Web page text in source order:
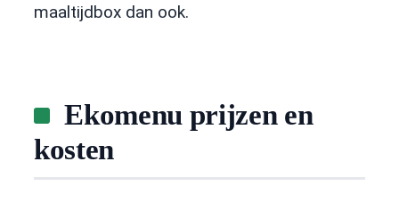
maaltijdbox dan ook.
Ekomenu prijzen en
kosten